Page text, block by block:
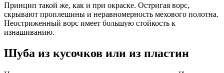
Принцип такой же, как и при окраске. Остригая ворс,
скрывают проплешины и неравномерность мехового полотна.
Неостриженный ворс имеет большую стойкость к
изнашиванию.
Шуба из кусочков или из пластин